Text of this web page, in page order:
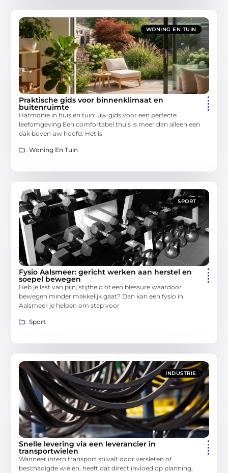
WONING EN TUIN
Praktische gids voor binnenklimaat en
buitenruimte
Harmonie in huis en tuin: uw gids voor een perfecte
leefomgeving Een comfortabel thuis is meer dan alleen een
dak boven uw hoofd. Het is
Woning En Tuin
SPORT
Fysio Aalsmeer: gericht werken aan herstel en
soepel bewegen
Heb je last van pijn, stijfheid of een blessure waardoor
bewegen minder makkelijk gaat? Dan kan een fysio in
Aalsmeer je helpen om stap voor
Sport
INDUSTRIE
Snelle levering via een leverancier in
transportwielen
Wanneer intern transport stilvalt door versleten of
beschadigde wielen, heeft dat direct invloed op planning,